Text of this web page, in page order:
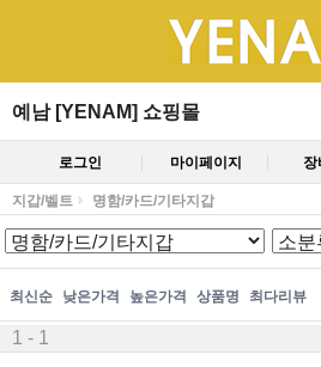
예남 [YENAM] 쇼핑몰
로그인 마이페이지 장
지갑/벨트 명함/카드/기타지갑
최신순 낮은가격 높은가격 상품명 최다리뷰
1 - 1